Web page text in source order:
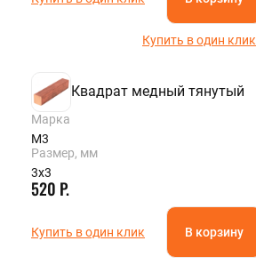
Купить в один клик
Квадрат медный тянутый
Марка
М3
Размер, мм
3х3
520 Р.
Купить в один клик В корзину